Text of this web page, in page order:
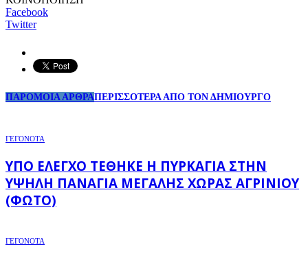
Facebook
Twitter
ΠΑΡΟΜΟΙΑ ΑΡΘΡΑΠΕΡΙΣΣΟΤΕΡΑ ΑΠΟ ΤΟΝ ΔΗΜΙΟΥΡΓΟ
ΓΕΓΟΝΟΤΑ
ΥΠΌ ΈΛΕΓΧΟ ΤΈΘΗΚΕ Η ΠΥΡΚΑΓΙΆ ΣΤΗΝ
ΥΨΗΛΉ ΠΑΝΑΓΙΆ ΜΕΓΆΛΗΣ ΧΏΡΑΣ ΑΓΡΙΝΊΟΥ
(ΦΩΤΌ)
ΓΕΓΟΝΟΤΑ